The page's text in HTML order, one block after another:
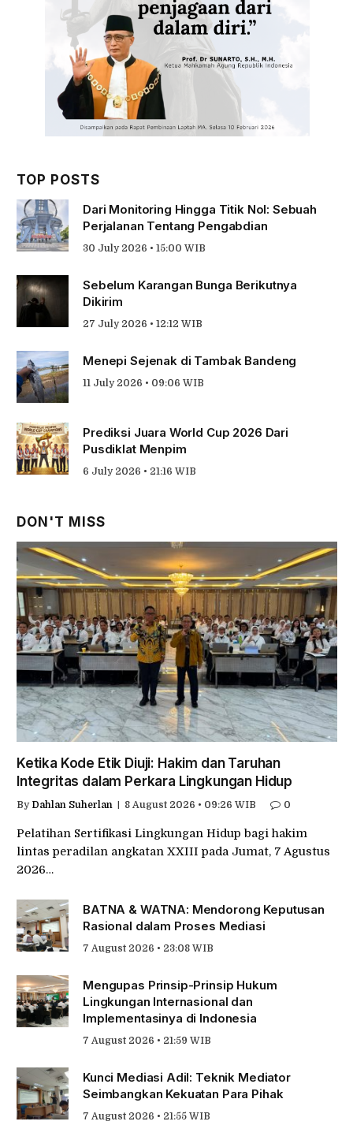
TOP POSTS
Dari Monitoring Hingga Titik Nol: Sebuah
Perjalanan Tentang Pengabdian
30 July 2026 • 15:00 WIB
Sebelum Karangan Bunga Berikutnya
Dikirim
27 July 2026 • 12:12 WIB
Menepi Sejenak di Tambak Bandeng
11 July 2026 • 09:06 WIB
Prediksi Juara World Cup 2026 Dari
Pusdiklat Menpim
6 July 2026 • 21:16 WIB
DON'T MISS
Ketika Kode Etik Diuji: Hakim dan Taruhan
Integritas dalam Perkara Lingkungan Hidup
By Dahlan Suherlan 8 August 2026 • 09:26 WIB 0
Pelatihan Sertifikasi Lingkungan Hidup bagi hakim
lintas peradilan angkatan XXIII pada Jumat, 7 Agustus
2026…
BATNA & WATNA: Mendorong Keputusan
Rasional dalam Proses Mediasi
7 August 2026 • 23:08 WIB
Mengupas Prinsip-Prinsip Hukum
Lingkungan Internasional dan
Implementasinya di Indonesia
7 August 2026 • 21:59 WIB
Kunci Mediasi Adil: Teknik Mediator
Seimbangkan Kekuatan Para Pihak
7 August 2026 • 21:55 WIB